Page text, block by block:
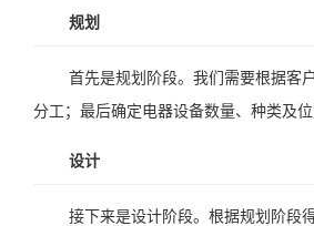
规划
首先是规划阶段。我们需要根据客
分工；最后确定电器设备数量、种类及位
设计
接下来是设计阶段。根据规划阶段